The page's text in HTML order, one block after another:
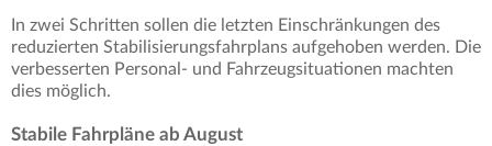
In zwei Schritten sollen die letzten Einschränkungen des
reduzierten Stabilisierungsfahrplans aufgehoben werden. Die
verbesserten Personal- und Fahrzeugsituationen machten
dies möglich.
Stabile Fahrpläne ab August